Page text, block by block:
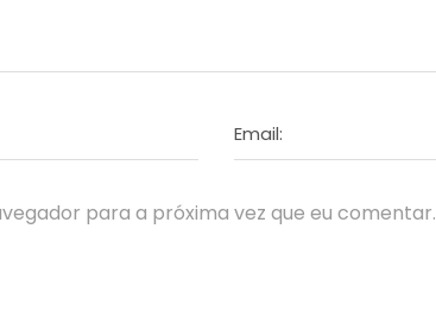
Email:
para a próxima vez que eu comentar.